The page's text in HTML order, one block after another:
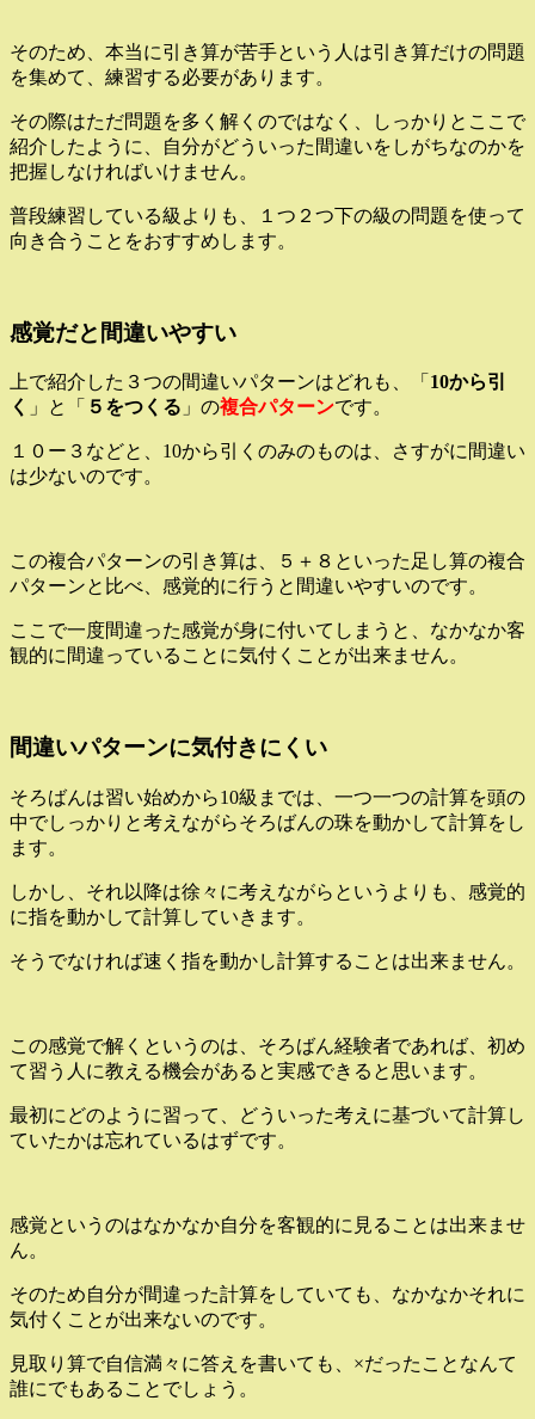
そのため、本当に引き算が苦手という人は引き算だけの問題
を集めて、練習する必要があります。
その際はただ問題を多く解くのではなく、しっかりとここで
紹介したように、自分がどういった間違いをしがちなのかを
把握しなければいけません。
普段練習している級よりも、１つ２つ下の級の問題を使って
向き合うことをおすすめします。
感覚だと間違いやすい
上で紹介した３つの間違いパターンはどれも、「 10から引
く 」と「 ５をつくる 」の複合パターンです。
１０ー３などと、10から引くのみのものは、さすがに間違い
は少ないのです。
この複合パターンの引き算は、５＋８といった足し算の複合
パターンと比べ、感覚的に行うと間違いやすいのです。
ここで一度間違った感覚が身に付いてしまうと、なかなか客
観的に間違っていることに気付くことが出来ません。
間違いパターンに気付きにくい
そろばんは習い始めから10級までは、一つ一つの計算を頭の
中でしっかりと考えながらそろばんの珠を動かして計算をし
ます。
しかし、それ以降は徐々に考えながらというよりも、感覚的
に指を動かして計算していきます。
そうでなければ速く指を動かし計算することは出来ません。
この感覚で解くというのは、そろばん経験者であれば、初め
て習う人に教える機会があると実感できると思います。
最初にどのように習って、どういった考えに基づいて計算し
ていたかは忘れているはずです。
感覚というのはなかなか自分を客観的に見ることは出来ませ
ん。
そのため自分が間違った計算をしていても、なかなかそれに
気付くことが出来ないのです。
見取り算で自信満々に答えを書いても、×だったことなんて
誰にでもあることでしょう。